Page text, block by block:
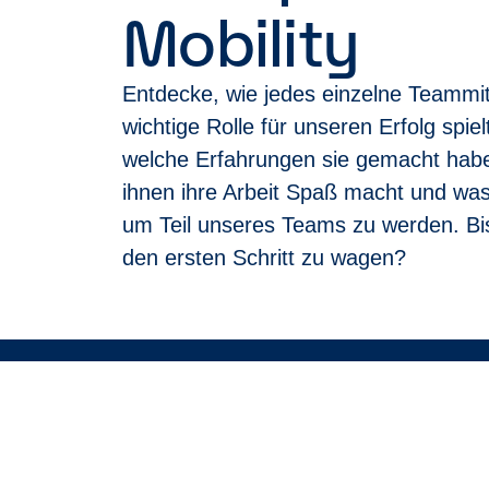
Exklusive Benefits: Fahrzeuganmietung
Zusätzliche Vorteile wie zahlreiche
Gehe den nächsten Schritt.
Klick auf „Jetzt bewerben“, beantworte ein paar
Wir melden uns bei dir und schauen
Noch unsicher?
Du musst nicht alle Punkte perfekt erfüllen.
ist ein inklusiver Arbeitgeber. Esist uns
gesundheitlichen Gründen nicht Auto fahren
Mobility
Entdecke, wie jedes einzelne
wichtige Rolle für unseren Erfolg
welche Erfahrungen sie gemacht
ihnen ihre Arbeit Spaß macht und
um Teil unseres Teams zu werden.
den ersten Schritt zu wagen?